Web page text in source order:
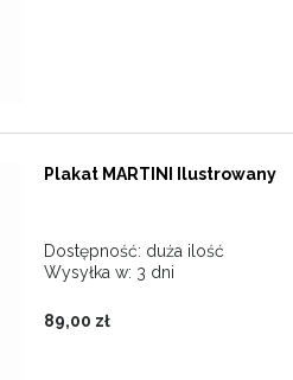
Plakat MARTINI Ilustrowany
Dostępność: duża ilość
Wysyłka w: 3 dni
89,00 zł